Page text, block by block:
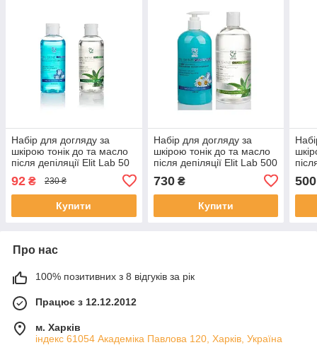
Набір для догляду за
шкірою тонік до та масло
після депіляції Elit Lab 50
92 ₴ 230 ₴
Купити
Набір для догляду за
шкірою тонік до та масло
після депіляції Elit Lab 500
730₴
Купити
500
Про нас
100% позитивних з 8 відгуків за рік
Працює з 12.12.2012
м. Харків
індекс 61054 Академіка Павлова 120, Харків, Україна